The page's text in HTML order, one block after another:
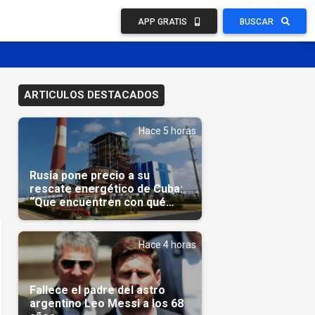
APP GRATIS BUSCAR
ARTICULOS DESTACADOS
Hace 5 horas
Rusia pone precio a su
rescate energético de Cuba:
“Que encuentren con qué
pagarnos”
Hace 4 horas
Fallece el padre del astro
argentino Leo Messi a los 68